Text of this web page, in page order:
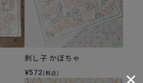
刺し子 かぼちゃ
¥572 (税込)